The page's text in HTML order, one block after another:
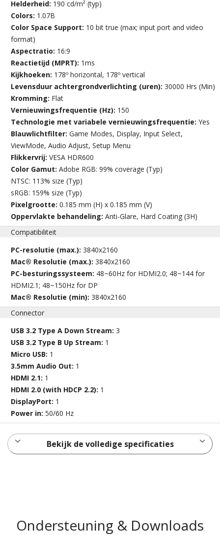
Helderheid: 190 cd/m² (typ)
Colors: 1.07B
Color Space Support: 10 bit true (max; input port and video
format)
Aspectratio: 16:9
Reactietijd (MPRT): 1ms
Kijkhoeken: 178º horizontal, 178º vertical
Levensduur achtergrondverlichting (uren):30000 Hrs (Min)
Kromming: Flat
Vernieuwingsfrequentie (Hz): 150
Technologie met variabele vernieuwingsfrequentie:Yes
Blauwlichtfilter:Game Modes, Display, Input Select,
ViewMode, Audio Adjust, Setup Menu
Flikkervrij:VESA HDR600
Color Gamut:Adobe RGB: 99% coverage (Typ)
NTSC: 113% size (Typ)
sRGB: 159% size (Typ)
Pixelgrootte:0.185 mm (H) x 0.185 mm (V)
Oppervlakte behandeling:Anti-Glare, Hard Coating (3H)
Compatibiliteit
PC-resolutie (max.):3840x2160
Mac® Resolutie (max.):3840x2160
PC-besturingssysteem: 48~60Hz for HDMI2.0; 48~144 for
HDMI2.1; 48~150Hz for DP
Mac® Resolutie (min):3840x2160
Connector
USB 3.2 Type A Down Stream:3
USB 3.2 Type B Up Stream: 1
Micro USB: 1
3.5mm Audio Out: 1
HDMI 2.1: 1
HDMI 2.0 (with HDCP 2.2): 1
DisplayPort: 1
Power in:50/60 Hz
Bekijk de volledige specificaties
Ondersteuning & Downloads